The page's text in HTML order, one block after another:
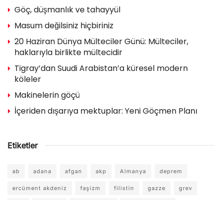
Göç, düşmanlık ve tahayyül
Masum değilsiniz hiçbiriniz
20 Haziran Dünya Mülteciler Günü: Mülteciler,
haklarıyla birlikte mültecidir
Tigray’dan Suudi Arabistan’a küresel modern
köleler
Makinelerin göçü
İçeriden dışarıya mektuplar: Yeni Göçmen Planı
Etiketler
ab adana afgan akp Almanya deprem
ercüment akdeniz faşizm filistin gazze grev